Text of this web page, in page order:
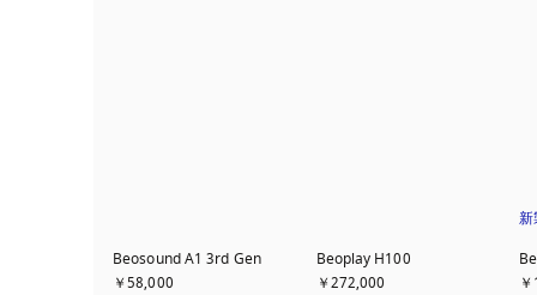
Beosound A1 3rd Gen
￥58,000
Beoplay H100
￥272,000
新